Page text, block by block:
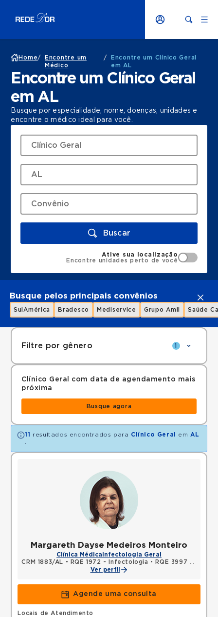
Home/
Encontre um
Médico
/
Encontre um Clínico Geral
em AL
Encontre um Clínico Geral
em AL
Busque por especialidade, nome, doenças, unidades e
encontre o médico ideal para você.
Buscar
Ative sua localização
Encontre unidades perto de você
Busque pelos principais convênios
SulAmérica Bradesco Mediservice Grupo Amil Saúde
Filtre por gênero 1
Clínico Geral com data de agendamento mais
próxima
Busque agora
11 resultados encontrados para Clínico Geral em AL
Margareth Dayse Medeiros Monteiro
Clínica Médica Infectologia Geral
CRM 1883/AL • RQE 1972 - Infectologia •
RQE 3997 - Clínica médica
Ver perfil
Agende uma consulta
Locais de Atendimento